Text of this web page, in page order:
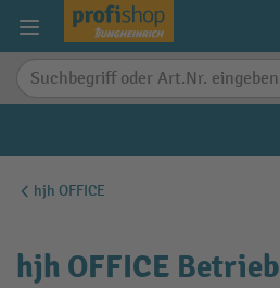
springen
hjh OFFICE
hjh OFFICE Betrieb